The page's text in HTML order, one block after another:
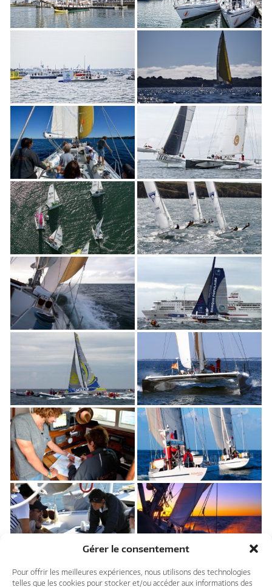
Gérer le consentement
Pour offrir les meilleures expériences, nous utilisons des technologies
telles que les cookies pour stocker et/ou accéder aux informations des